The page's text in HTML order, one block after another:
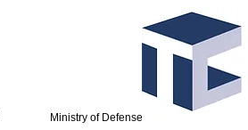
Ministry of Defense suppliers 0011011569